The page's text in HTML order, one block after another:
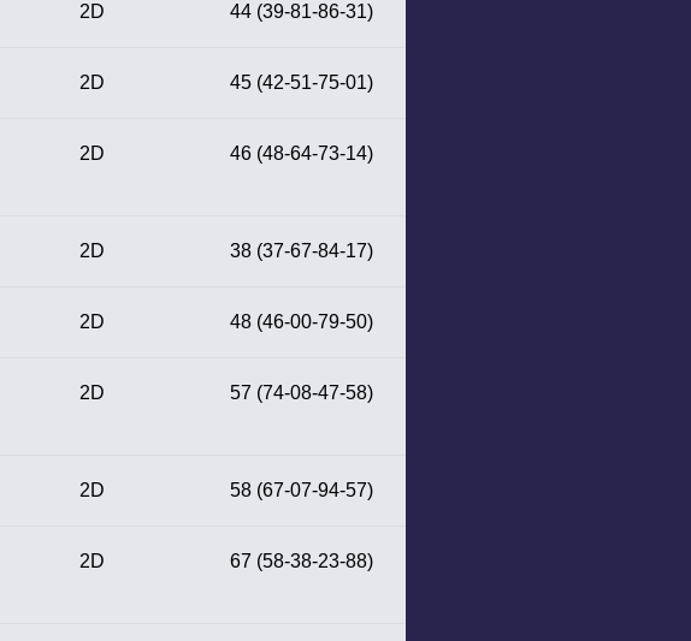
2D 44 (39-81-86-31)
2D 45 (42-51-75-01)
2D 46 (48-64-73-14)
2D 38 (37-67-84-17)
2D 48 (46-00-79-50)
2D 57 (74-08-47-58)
2D 58 (67-07-94-57)
2D 67 (58-38-23-88)